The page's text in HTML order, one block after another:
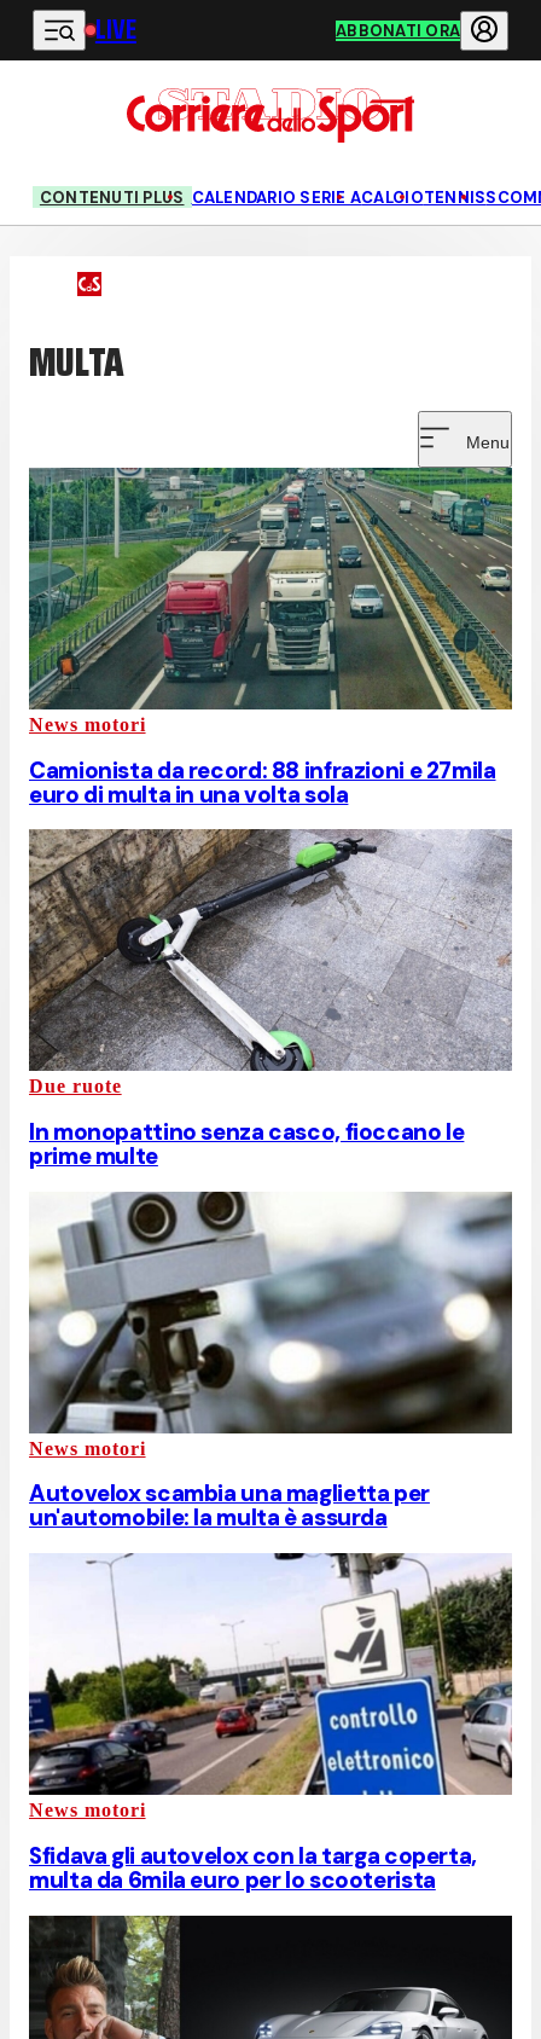
Vai al contenuto principale
LIVE ABBONATI ORA
CONTENUTI PLUS CALENDARIO SERIE ACALCIOTENNIS
MULTA
Menu
News motori
Camionista da record: 88 infrazioni e 27mila
euro di multa in una volta sola
Due ruote
In monopattino senza casco, fioccano le
prime multe
News motori
Autovelox scambia una maglietta per
un'automobile: la multa è assurda
News motori
Sfidava gli autovelox con la targa coperta,
multa da 6mila euro per lo scooterista